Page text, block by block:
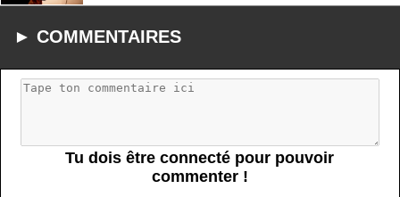
► COMMENTAIRES
Tu dois être connecté pour pouvoir
commenter !